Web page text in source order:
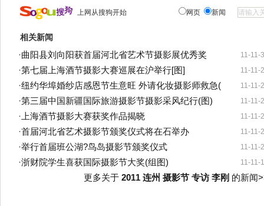
上网从搜狗开始 网页 新闻
相关新闻
11-11-
·曲阳县刘向阳获首届河北省艺术节摄影展优秀奖
11-11-
·第七届上海酒节摄影大赛巡展在沪举行[图]
11-11-
·纽约华埠婚纱店感恩节生意旺 外请化妆摄影师救急(
11-11-
·第三届中国新疆国际旅游摄影节摄影采风纪行(图)
11-11-
· 上海酒节摄影大赛获奖作品揭晓
11-11-
·首届河北省艺术摄影节颁奖仪式将在石举办
11-11-
·举行首届班公湖?鸟岛摄影节颁奖仪式
11-11-
·浙财院学生喜获国际摄影节大奖(组图)
更多关于 2011 连州 摄影节 专访 李刚 的新闻